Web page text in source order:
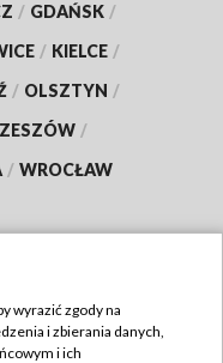
/ GDAŃSK /
/ KIELCE /
/ OLSZTYN /
/
/ WROCŁAW
wyrazić zgody na
i zbierania danych,
i ich